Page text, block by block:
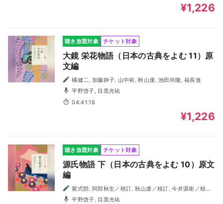
¥1,226
聴き放題対象 チケット対象
大鏡 栄花物語（日本の古典をよむ 11）原
文編
橘健二, 加藤静子, 山中裕, 秋山虔, 池田尚隆, 福長進
平野啓子, 目黒光祐
04:41:18
¥1,226
聴き放題対象 チケット対象
源氏物語 下（日本の古典をよむ 10）原文
編
紫式部, 阿部秋生／校訂, 秋山虔／校訂, 今井源衛／校訂,
鈴木日出男／校訂
平野啓子, 目黒光祐